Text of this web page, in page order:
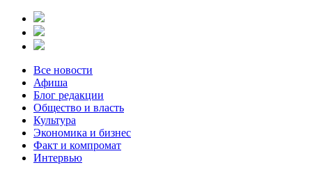
Все новости
Афиша
Блог редакции
Общество и власть
Культура
Экономика и бизнес
Факт и компромат
Интервью